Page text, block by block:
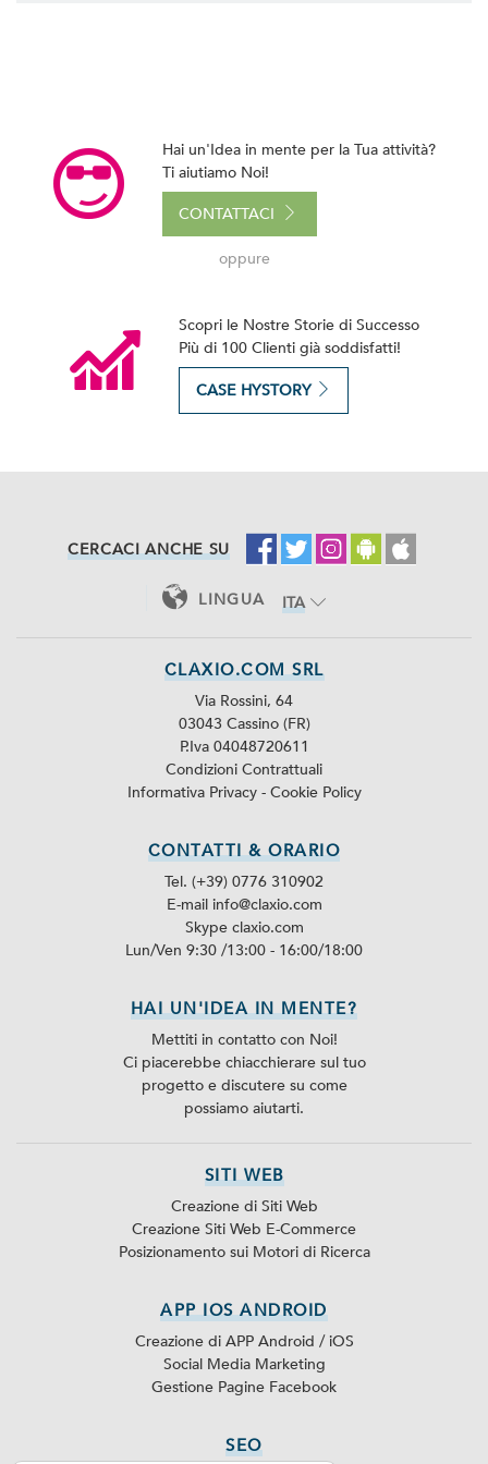
Hai un'Idea in mente per la Tua attività?
Ti aiutiamo Noi!
CONTATTACI
oppure
Scopri le Nostre Storie di Successo
Più di 100 Clienti già soddisfatti!
CASE HYSTORY
CERCACI ANCHE SU
LINGUA
ITA
CLAXIO.COM SRL
Via Rossini, 64
03043 Cassino (FR)
P.Iva 04048720611
Condizioni Contrattuali
Informativa Privacy - Cookie Policy
CONTATTI & ORARIO
Tel. (+39) 0776 310902
E-mail info@claxio.com
Skype claxio.com
Lun/Ven 9:30 /13:00 - 16:00/18:00
HAI UN'IDEA IN MENTE?
Mettiti in contatto con Noi!
Ci piacerebbe chiacchierare sul tuo
progetto e discutere su come
possiamo aiutarti.
SITI WEB
Creazione di Siti Web
Creazione Siti Web E-Commerce
Posizionamento sui Motori di Ricerca
APP IOS ANDROID
Creazione di APP Android / iOS
Social Media Marketing
Gestione Pagine Facebook
SEO